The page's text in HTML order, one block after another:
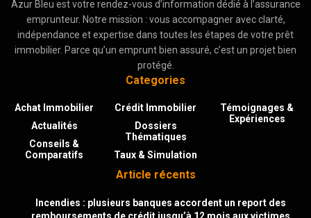
Azur Bleu est votre rendez-vous d’information dédié à l’assurance
emprunteur. Notre mission : vous accompagner avec clarté,
indépendance et expertise dans toutes les étapes de votre prêt
immobilier. Parce qu’un emprunt bien assuré, c’est un projet bien
protégé.
Categories
Achat Immobilier
Actualités
Conseils &
Comparatifs
Crédit Immobilier
Dossiers
Thématiques
Taux & Simulation
Témoignages &
Expériences
Article récents
Incendies : plusieurs banques accordent un report des
remboursements de crédit jusqu’à 12 mois aux victimes